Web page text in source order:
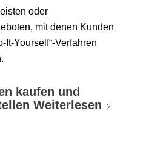
oder
mit denen Kunden
It-Yourself“-Verfahren
kaufen und
Weiterlesen